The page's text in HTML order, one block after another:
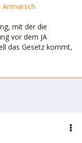
mit der die
vor dem JA
das Gesetz kommt,